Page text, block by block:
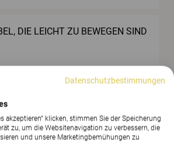
DIE LEICHT ZU BEWEGEN SIND
DES
Datenschutzbestimmungen
akzeptieren“ klicken, stimmen Sie der Speicherung
zu, um die Websitenavigation zu verbessern, die
und unsere Marketingbemühungen zu